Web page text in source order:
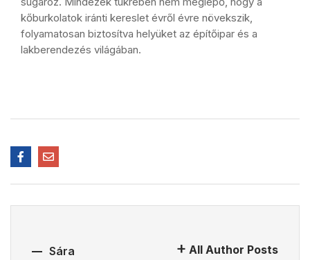
kőburkolatok iránti kereslet évről évre növekszik,
folyamatosan biztosítva helyüket az építőipar és a
lakberendezés világában.
Sára All Author Posts